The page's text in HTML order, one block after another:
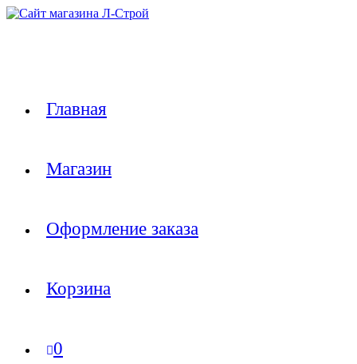
Перейти
Главная
Магазин
Оформление заказа
Корзина
0